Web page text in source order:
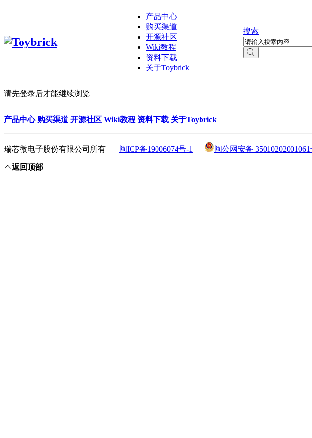
产品中心
购买渠道
开源社区
Wiki教程
资料下载
关于Toybrick
搜索
请先登录后才能继续浏览
产品中心 购买渠道 开源社区 Wiki教程 资料下载 关于Toybrick
瑞芯微电子股份有限公司所有 闽ICP备19006074号-1 闽公网安备 35010202001061
返回顶部